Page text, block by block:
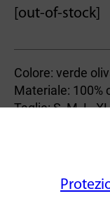
[out-of-stock]
Colore: verde
Materiale: 100%
Taglie: S, M, L, XL
Torna